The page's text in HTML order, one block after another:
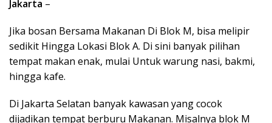
Jakarta –
Jika bosan Bersama Makanan Di Blok M, bisa melipir
sedikit Hingga Lokasi Blok A. Di sini banyak pilihan
tempat makan enak, mulai Untuk warung nasi, bakmi,
hingga kafe.
Di Jakarta Selatan banyak kawasan yang cocok
dijadikan tempat berburu Makanan. Misalnya blok M